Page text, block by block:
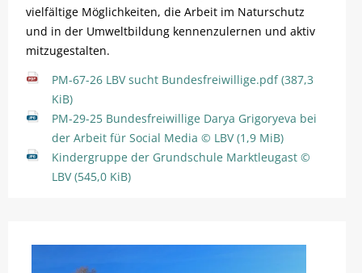
vielfältige Möglichkeiten, die Arbeit im Naturschutz
und in der Umweltbildung kennenzulernen und aktiv
mitzugestalten.
PM-67-26 LBV sucht Bundesfreiwillige.pdf(387,3
KiB)
PM-29-25 Bundesfreiwillige Darya Grigoryeva bei
der Arbeit für Social Media © LBV(1,9 MiB)
Kindergruppe der Grundschule Marktleugast ©
LBV(545,0 KiB)